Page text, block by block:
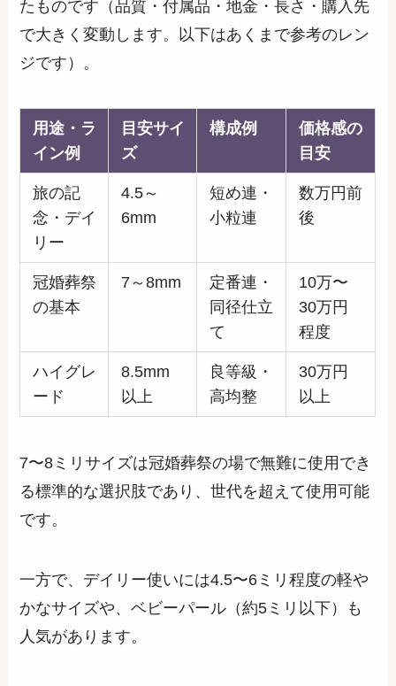
たものです（品質・付属品・地金・長さ・購入先
で大きく変動します。以下はあくまで参考のレン
ジです）。
用途・ラ
イン例
目安サイ
ズ
構成例
価格感の
目安
旅の記
念・デイ
リー
4.5～
6mm
短め連・
小粒連
数万円前
後
冠婚葬祭
の基本
7～8mm
定番連・
同径仕立
て
10万〜
30万円
程度
ハイグレ
ード
8.5mm
以上
良等級・
高均整
30万円
以上
7〜8ミリサイズは冠婚葬祭の場で無難に使用でき
る標準的な選択肢であり、世代を超えて使用可能
です。
一方で、デイリー使いには4.5〜6ミリ程度の軽や
かなサイズや、ベビーパール（約5ミリ以下）も
人気があります。